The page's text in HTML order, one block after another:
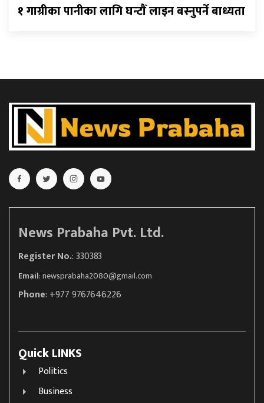
१ गाग्रीका पानीका लागि घन्टौँ लाइन बस्नुपर्ने बाध्यता
News Prabaha Pvt. Ltd.
Register No.: 330383
Email:newsprabaha2080@gmail.com
Phone: +977 9767646226
Quick LINKS
Politics
Business